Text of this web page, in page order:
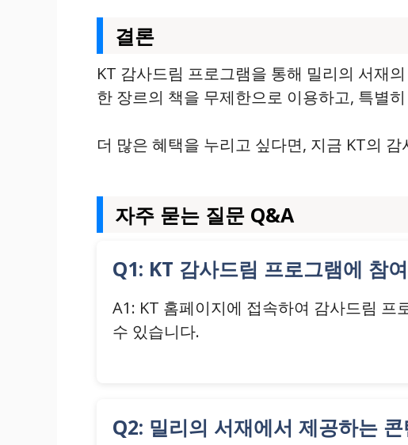
결론
KT 감사드림 프로그램을 통해 밀리의 서재
한 장르의 책을 무제한으로 이용하고, 특별
더 많은 혜택을 누리고 싶다면, 지금 KT의
자주 묻는 질문 Q&A
Q1: KT 감사드림 프로그램에 참
A1: KT 홈페이지에 접속하여 감사드림
수 있습니다.
Q2: 밀리의 서재에서 제공하는